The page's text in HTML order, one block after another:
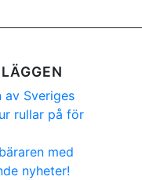
av Sveriges
rullar på för
med
nyheter!